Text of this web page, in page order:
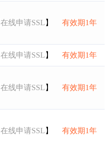
在线申请SSL 】 有效期1年
在线申请SSL 】 有效期1年
在线申请SSL 】 有效期1年
在线申请SSL 】 有效期1年